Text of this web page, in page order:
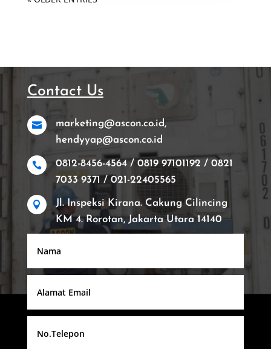
Contact Us

marketing@ascon.co.id,
hendyyap@ascon.co.id

0812-8456-4564 / 0819 97101192 / 0821
7033 9371 / 021-22405565

Jl. Inspeksi Kirana. Cakung Cilincing
KM 4. Rorotan, Jakarta Utara 14140